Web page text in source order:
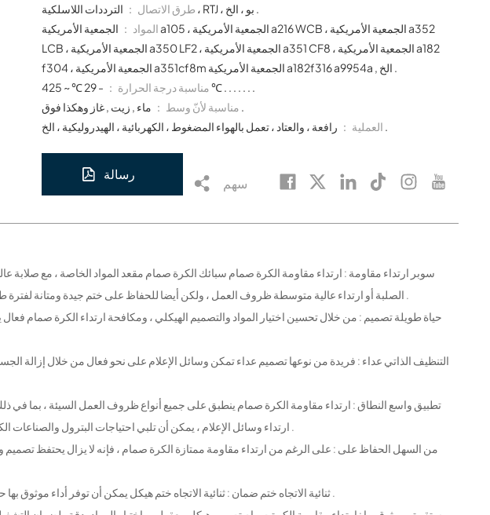
طرق الاتصال ：
المواد ： الجمعية الأمريكية a105 ، الجمعية الأمريكية a216 WCB ، الجمعية الأمريكية a352
LCB ، الجمعية الأمريكية a350 LF2 ، الجمعية الأمريكية a351 CF8 ، الجمعية الأمريكية a182
مناسبة درجة الحرارة ：- 29 ℃ ~ 425 ℃ . . . . . . .
مناسبة لأنّ وسط ：
العملية ：
رسالة
سهم
الصلبة أو ارتداء عالية متوسطة ظروف العمل ، ولكن أيضا للحفاظ على ختم جيدة ومتانة لفترة طويلة ، مما يقلل كثيرا من ارتداء الناجمة عن صيانة التردد .
ارتداء وسائل الإعلام ، يمكن أن تلبي احتياجات البترول والصناعات الكيماوية والمعادن والتعدين وغيرها من المجالات الصناعية .
6 - ثنائية الاتجاه ختم ضمان : ثنائية الاتجاه ختم هيكل يمكن أن توفر أداء موثوق بها حتى بعد ارتداء الختم ، لضمان سلامة واستقرار النظام .